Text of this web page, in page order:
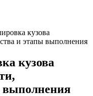
кузова
и этапы выполнения
кузова
выполнения